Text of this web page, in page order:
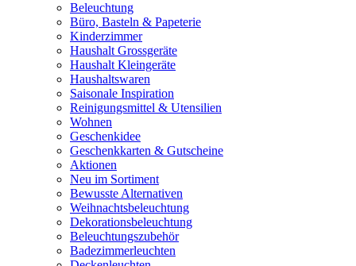
Beleuchtung
Büro, Basteln & Papeterie
Kinderzimmer
Haushalt Grossgeräte
Haushalt Kleingeräte
Haushaltswaren
Saisonale Inspiration
Reinigungsmittel & Utensilien
Wohnen
Geschenkidee
Geschenkkarten & Gutscheine
Aktionen
Neu im Sortiment
Bewusste Alternativen
Weihnachtsbeleuchtung
Dekorationsbeleuchtung
Beleuchtungszubehör
Badezimmerleuchten